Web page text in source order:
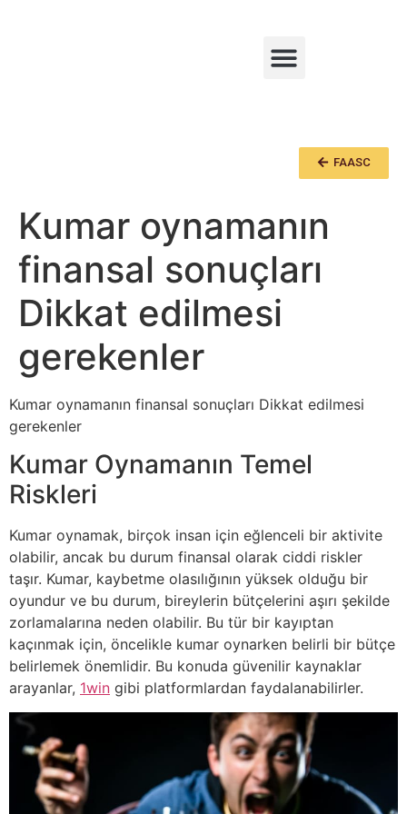
FAASC
Kumar oynamanın
finansal sonuçları
Dikkat edilmesi
gerekenler
Kumar oynamanın finansal sonuçları Dikkat edilmesi
gerekenler
Kumar Oynamanın Temel
Riskleri
Kumar oynamak, birçok insan için eğlenceli bir aktivite
olabilir, ancak bu durum finansal olarak ciddi riskler
taşır. Kumar, kaybetme olasılığının yüksek olduğu bir
oyundur ve bu durum, bireylerin bütçelerini aşırı şekilde
zorlamalarına neden olabilir. Bu tür bir kayıptan
kaçınmak için, öncelikle kumar oynarken belirli bir bütçe
belirlemek önemlidir. Bu konuda güvenilir kaynaklar
arayanlar, 1win gibi platformlardan faydalanabilirler.